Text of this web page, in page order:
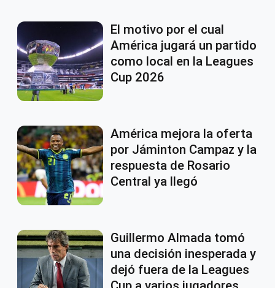
El motivo por el cual
América jugará un partido
como local en la Leagues
Cup 2026
América mejora la oferta
por Jáminton Campaz y la
respuesta de Rosario
Central ya llegó
Guillermo Almada tomó
una decisión inesperada y
dejó fuera de la Leagues